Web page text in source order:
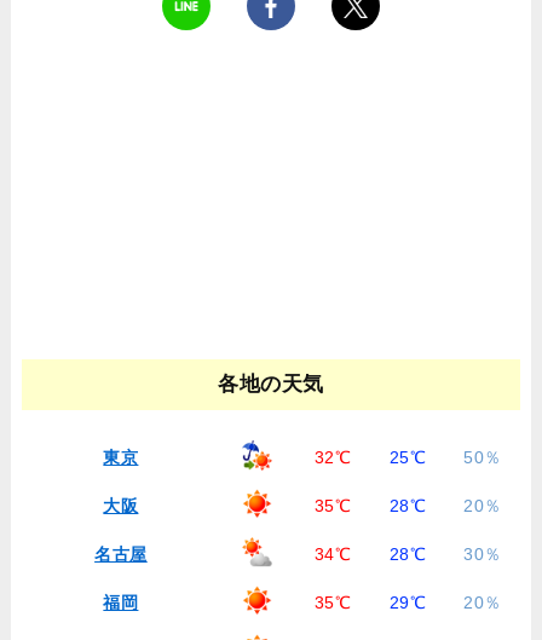
各地の天気
東京 32℃ 25℃ 50％
大阪 35℃ 28℃ 20％
名古屋 34℃ 28℃ 30％
福岡 35℃ 29℃ 20％